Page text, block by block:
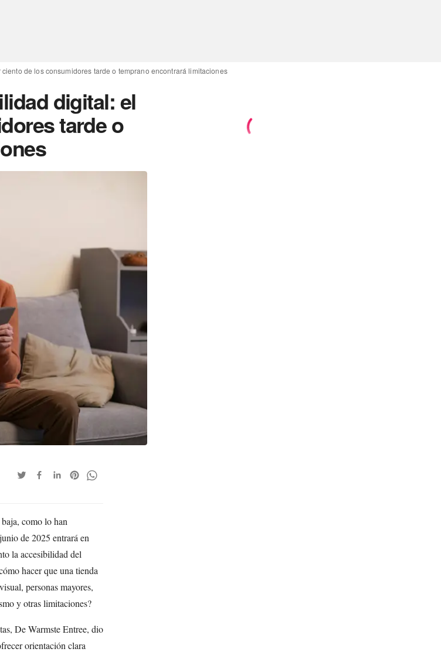
de los consumidores tarde o temprano encontrará limitaciones
digital: el
tarde o
como lo han
de 2025 entrará en
la accesibilidad del
hacer que una tienda
personas mayores,
y otras limitaciones?
De Warmste Entree, dio
orientación clara